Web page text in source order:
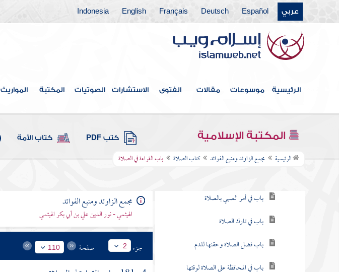
عربي Español
Deutsch
Français
English
Indonesia
الرئيسية موسوعات مقالات الفتوى الاستشارات الصوتيات المكتبة المواريث
المكتبة الإسلامية كتب PDF كتاب الأمة
الرئيسية مجمع الزاوئد ومنبع الفوائد كتاب الصلاة باب القراءة في الصلاة
فهرس الكتاب
خطبة الكتاب
كتاب الإيمان
كتاب العلم
كتاب الصلاة
باب في أمر الصبي بالصلاة
باب في تارك الصلاة
باب فضل الصلاة وحقنها للدم
باب في المحافظة على الصلاة لوقتها
مجمع الزاوئد ومنبع الفوائد
الهيثمي - نور الدين علي بن أبي بكر الهيثمي
جزء 2 صفحة 110